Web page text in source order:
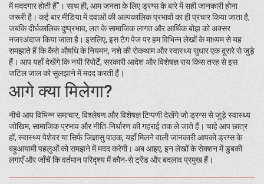
में मददगार होती हैं"। साथ ही, आम जनता के लिए ड्रग्स के बारे में सही जानकारी होना
जरूरी है। कई बार मीडिया में दवाओं की अल्पकालिक प्रभावों का ही प्रचार किया जाता है,
जबकि दीर्घकालिक दुष्प्रभाव, लत के सामाजिक लागत और आर्थिक बोझ को अक्सर
नजरअंदाज किया जाता है। इसलिए, इस टैग पेज पर हम विभिन्न लेखों के माध्यम से यह
समझाते हैं कि कैसे औषधि के नियमन, नशे की रोकथाम और स्वास्थ्य सुधार एक दूसरे से जुड़े
हैं। आप यहाँ देखेंगे कि नयी रिपोर्टें, सरकारी आदेश और विशेषज्ञ राय किस तरह से इस
जटिल जाल को सुलझाने में मदद करती हैं।
आगे क्या मिलेगा?
नीचे आप विभिन्न समाचार, विश्लेषण और विशेषज्ञ टिप्पणी देखेंगे जो ड्रग्स से जुड़े स्वास्थ्य
जोखिम, सामाजिक प्रभाव और नीति‑निर्धारण की गहराई तक ले जाते हैं। चाहे आप छात्र
हों, स्वास्थ्य पेशेवर या सिर्फ जिज्ञासु पाठक, यहाँ मिलने वाली जानकारी आपको ड्रग्स के
बहुआयामी पहलुओं को समझने में मदद करेगी। अब आइए, इन लेखों के सेक्शन में डुबकी
लगाएँ और जाँचें कि वर्तमान परिदृश्य में कौन‑से ट्रेंड और बदलाव प्रमुख हैं।